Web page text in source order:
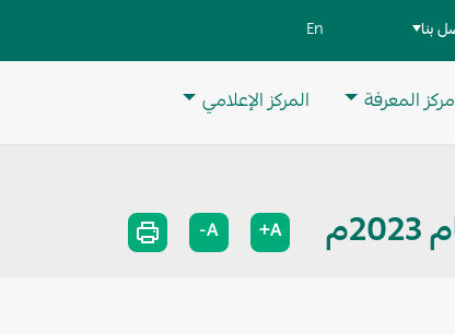
بنا En
مركز المعرفة المركز الإعلامي
A+
A-